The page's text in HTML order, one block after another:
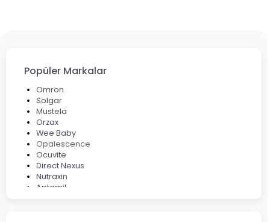
Popüler Markalar
Omron
Solgar
Mustela
Orzax
Wee Baby
Opalescence
Ocuvite
Direct Nexus
Nutraxin
Aptamil